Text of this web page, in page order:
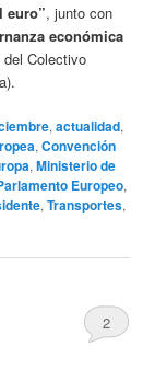
euro”, junto con
económica
del Colectivo
,actualidad,
,Convención
,Ministerio de
Europeo,
,Transportes,
2